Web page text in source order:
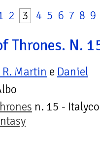
2 3 4 5 6 7 8 9
Thrones. N.
R. Martin e Daniel
n. 15 -